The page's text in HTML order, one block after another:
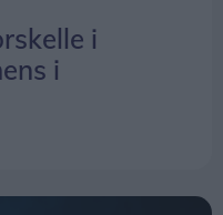
i
i